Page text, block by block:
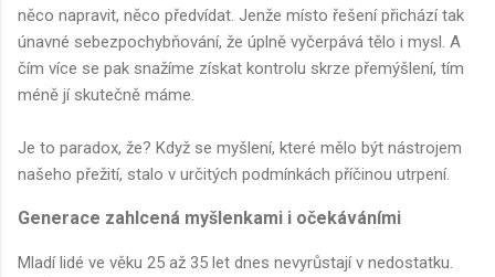
něco napravit, něco předvídat. Jenže místo řešení přichází tak
únavné sebezpochybňování, že úplně vyčerpává tělo i mysl. A
čím více se pak snažíme získat kontrolu skrze přemýšlení, tím
méně jí skutečně máme.
Je to paradox, že? Když se myšlení, které mělo být nástrojem
našeho přežití, stalo v určitých podmínkách příčinou utrpení.
Generace zahlcená myšlenkami i očekáváními
Mladí lidé ve věku 25 až 35 let dnes nevyrůstají v nedostatku.